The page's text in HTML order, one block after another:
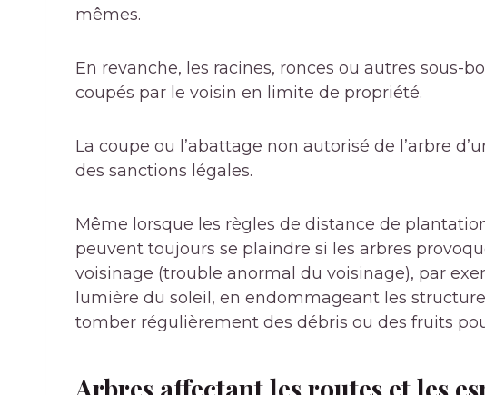
mêmes.
En revanche, les racines, ronces ou autres sous-
coupés par le voisin en limite de propriété.
La coupe ou l’abattage non autorisé de l’arbre
des sanctions légales.
Même lorsque les règles de distance de
peuvent toujours se plaindre si les arbres
voisinage (trouble anormal du voisinage), par
lumière du soleil, en endommageant les
tomber régulièrement des débris ou des fruits